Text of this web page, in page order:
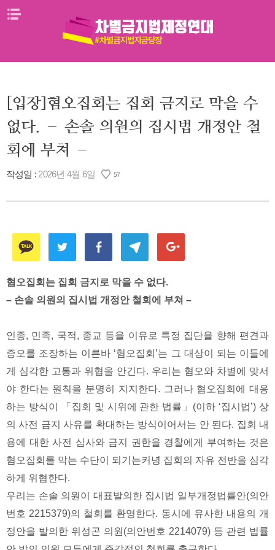
Skip
[입장]혐오집회는 집회 금지로 막을 수
없다. – 손솔 의원의 집시법 개정안 철
회에 부쳐 –
작성일 : 2026년 4월 6일 57
혐오집회는 집회 금지로 막을 수 없다.
– 손솔 의원의 집시법 개정안 철회에 부쳐 –
인종, 민족, 국적, 종교 등을 이유로 특정 집단을 향해 편견과
증오를 조장하는 이른바 ‘혐오집회’는 그 대상이 되는 이들에
게 심각한 고통과 위협을 안긴다. 우리는 혐오와 차별에 맞서
야 한다는 원칙을 분명히 지지한다. 그러나 혐오집회에 대응
하는 방식이 「집회 및 시위에 관한 법률」(이하 ‘집시법’) 상
의 사전 금지 사유를 확대하는 방식이어서는 안 된다. 집회 내
용에 대한 사전 심사와 금지 권한을 경찰에게 부여하는 것은
혐오집회를 막는 수단이 되기는커녕 집회의 자유 전반을 심각
하게 위협한다.
우리는 손솔 의원이 대표발의한 집시법 일부개정법률안(의안
번호 2215379)의 철회를 환영한다. 동시에 유사한 내용의 개
정안을 발의한 위성곤 의원(의안번호 2214079) 등 관련 법률